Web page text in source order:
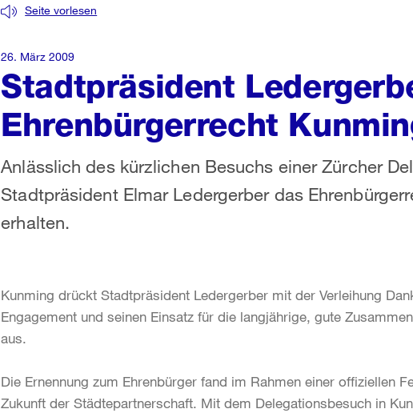
Stadtpräsident
Ehrenbürgerrecht
Seite vorlesen
Anlässlich des kürzlichen Besuchs einer Zürcher
Stadtpräsident Elmar Ledergerber das
erhalten.
26. März 2009
Kunming drückt Stadtpräsident Ledergerber mit der Verleihung
Engagement und seinen Einsatz für die langjährige, gute
aus.
Die Ernennung zum Ehrenbürger fand im Rahmen einer offiziellen
Zukunft der Städtepartnerschaft. Mit dem Delegationsbesuch in